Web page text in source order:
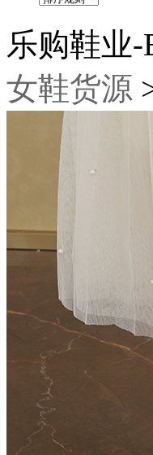
乐购鞋业-
女鞋货源